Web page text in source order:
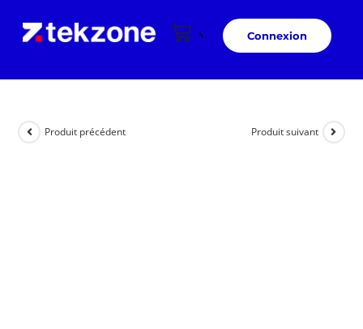
Connexion
Produit précédent Produit suivant